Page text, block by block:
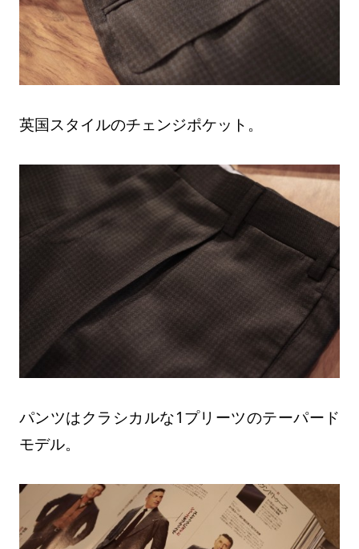
英国スタイルのチェンジポケット。
パンツはクラシカルな1プリーツのテーパード
モデル。